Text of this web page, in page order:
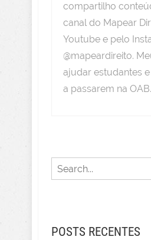
compartilho
canal do Mapear
Youtube e pelo
@mapeardireito.
ajudar estudantes
a passarem na OAB.
POSTS RECENTES